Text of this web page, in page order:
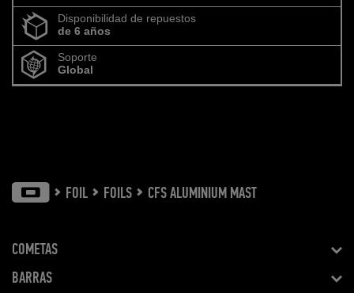
Disponibilidad de repuestos
de 6 años
Soporte
Global
FOIL FOILS CFS ALUMINIUM MAST
COMETAS
BARRAS